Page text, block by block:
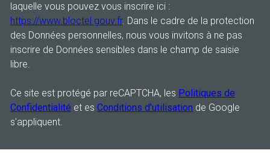
laquelle vous pouvez vous inscrire ici :
https://www.bloctel.gouv.fr. Dans le cadre de la protection
des Données personnelles, nous vous invitons à ne pas
inscrire de Données sensibles dans le champ de saisie
libre.
Ce site est protégé par reCAPTCHA, les Politiques de
Confidentialité et es Conditions d'utilisation de Google
s'appliquent.